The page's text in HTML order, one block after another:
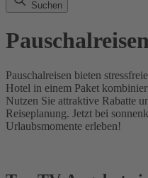
Suchen
Pauschalreisen bieten
Hotel in einem Paket
Nutzen Sie attraktive Rabatte
Reiseplanung. Jetzt bei
Urlaubsmomente erleben!